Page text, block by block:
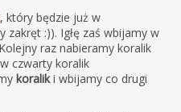
, który będzie już w
zakręt :)). Igłę zaś wbijamy w
raz nabieramy koralik
czwarty koralik
koraliki wbijamy co drugi